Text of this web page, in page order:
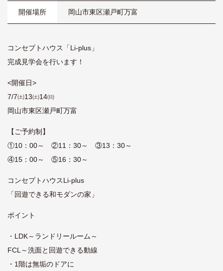
コンセプトハウス「Li-plus」
完成見学会を行います！
<開催日>
7/7㈯13㈯14㈰
岡山市東区瀬戸町万富
【ご予約制】
①10：00～ ②11：30～ ③13：30～
④15：00～ ⑤16：30～
コンセプトハウスLi-plus
「回遊できる和モダンの家」
ポイント
・LDK～ランドリールーム～
FCL～洗面と回遊できる動線
・1階は無垢のドアに
開催場所 岡山市東区瀬戸町万富